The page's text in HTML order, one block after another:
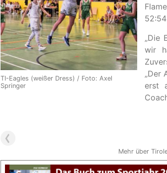
TI-Eagles (weißer Dress) / Foto: Axel
Springer
„Die
wir
„Der
erst
Mehr über